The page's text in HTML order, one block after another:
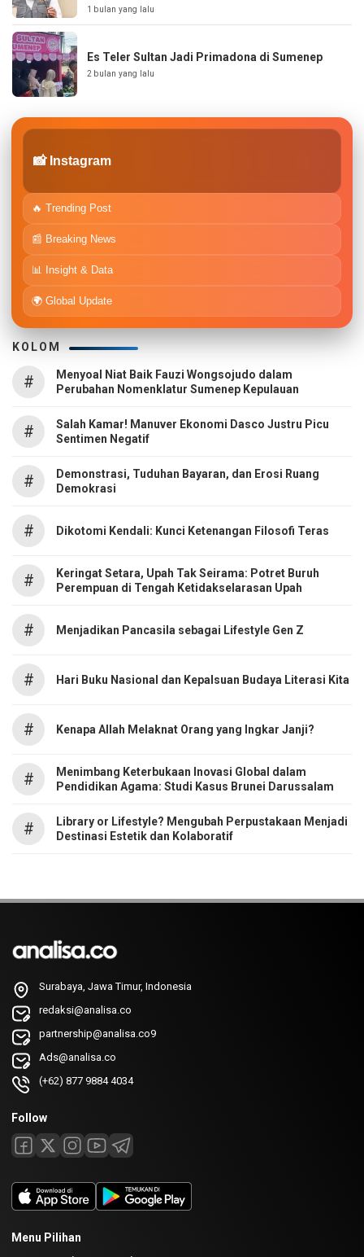
1 bulan yang lalu
Es Teler Sultan Jadi Primadona di Sumenep
2 bulan yang lalu
📸 Instagram
🔥 Trending Post
📰 Breaking News
📊 Insight & Data
🌍 Global Update
KOLOM
#
Menyoal Niat Baik Fauzi Wongsojudo dalam
Perubahan Nomenklatur Sumenep Kepulauan
#
Salah Kamar! Manuver Ekonomi Dasco Justru Picu
Sentimen Negatif
#
Demonstrasi, Tuduhan Bayaran, dan Erosi Ruang
Demokrasi
# Dikotomi Kendali: Kunci Ketenangan Filosofi Teras
#
Keringat Setara, Upah Tak Seirama: Potret Buruh
Perempuan di Tengah Ketidakselarasan Upah
# Menjadikan Pancasila sebagai Lifestyle Gen Z
# Hari Buku Nasional dan Kepalsuan Budaya Literasi Kita
# Kenapa Allah Melaknat Orang yang Ingkar Janji?
#
Menimbang Keterbukaan Inovasi Global dalam
Pendidikan Agama: Studi Kasus Brunei Darussalam
#
Library or Lifestyle? Mengubah Perpustakaan Menjadi
Destinasi Estetik dan Kolaboratif
Surabaya, Jawa Timur, Indonesia
redaksi@analisa.co
partnership@analisa.co9
Ads@analisa.co
(+62) 877 9884 4034
Follow
Menu Pilihan